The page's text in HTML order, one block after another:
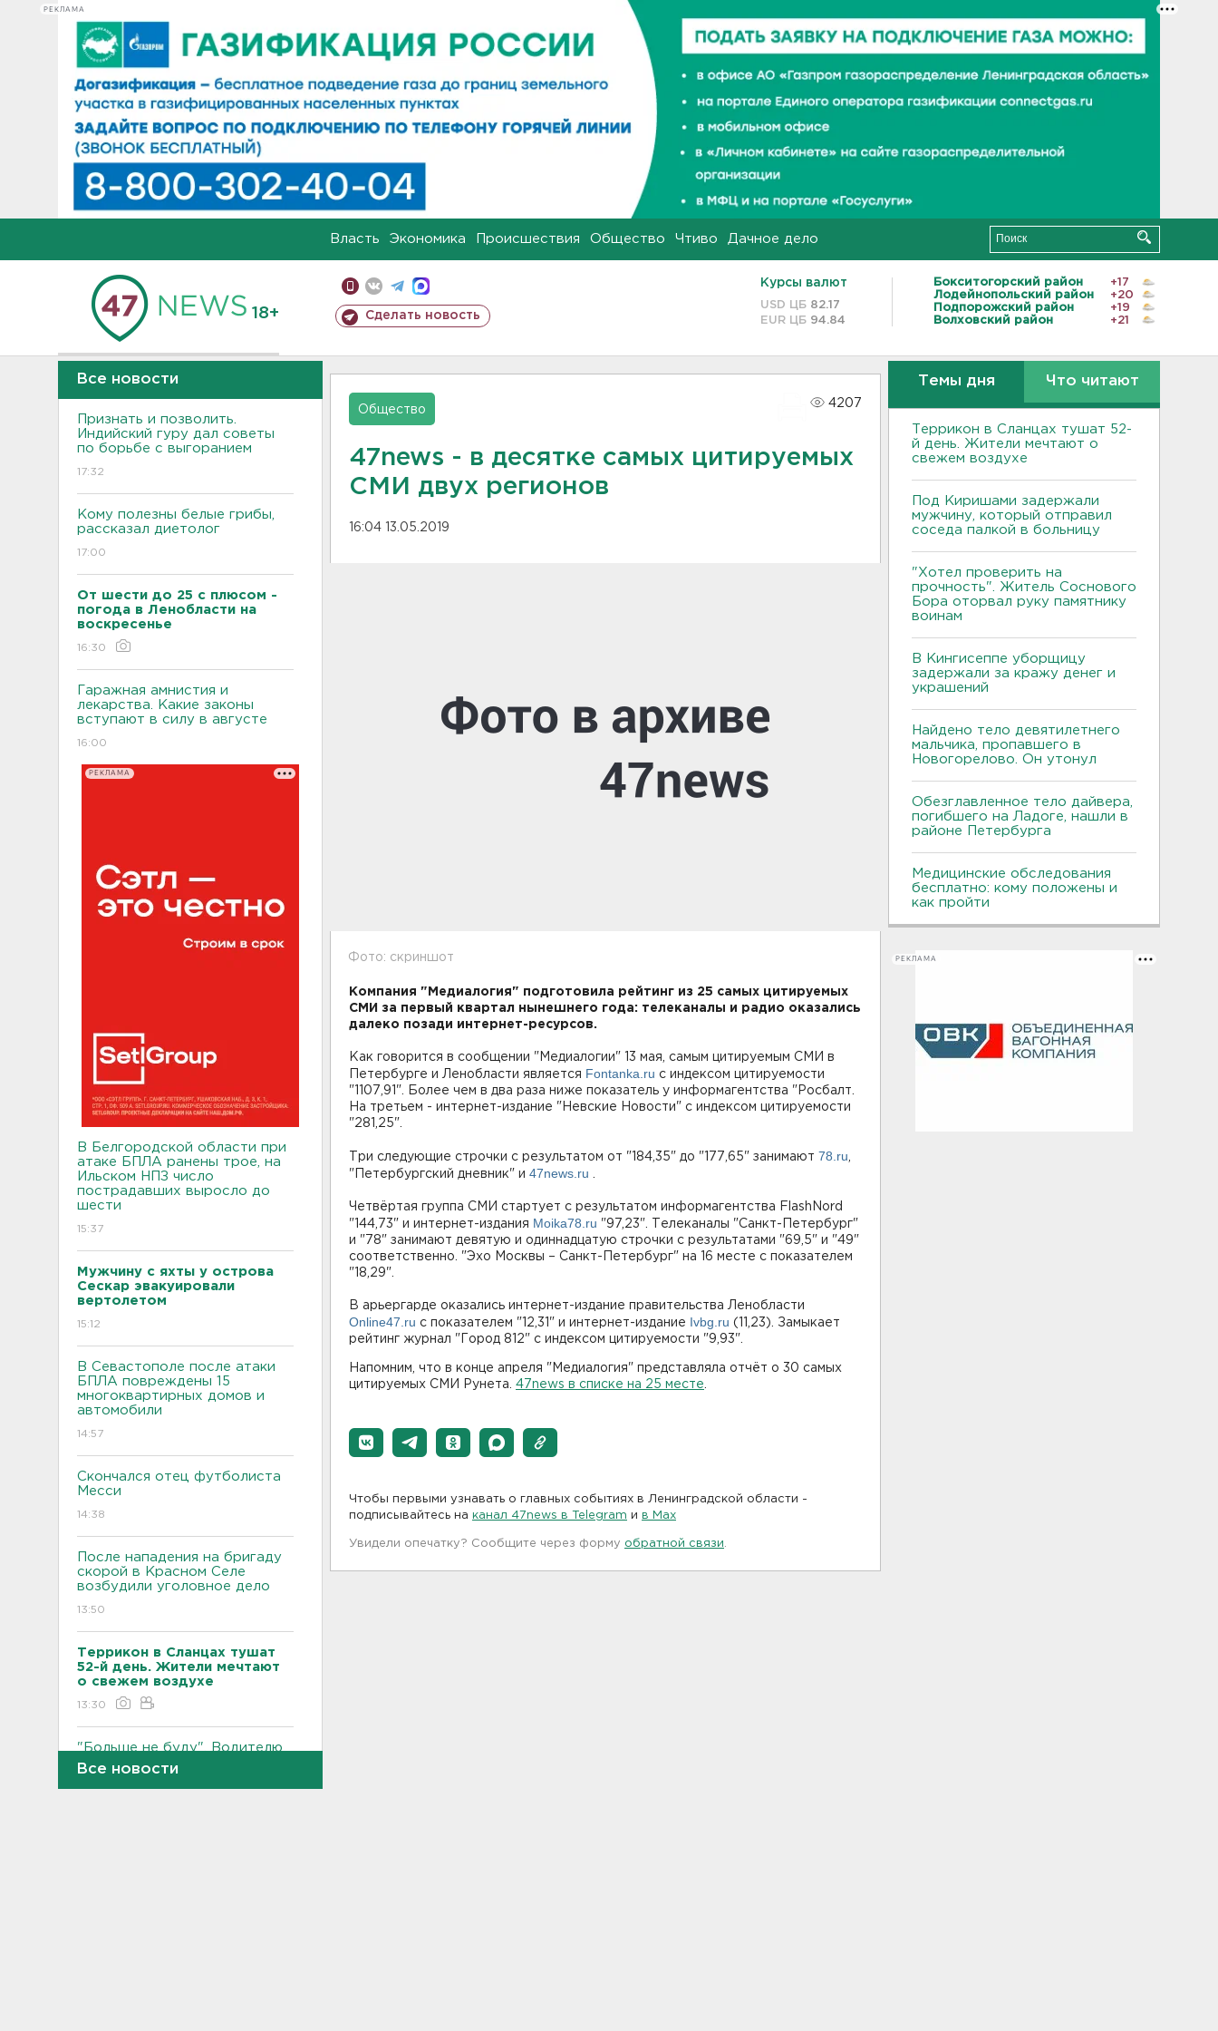
РЕКЛАМА
Власть Экономика Происшествия Общество Чтиво Дачное дело
18+ Сделать новость
Курсы валют
USD ЦБ 82.17
EUR ЦБ 94.84
Бокситогорский район
+17
Лодейнопольский район
+20
Подпорожский район
+19
Волховский район
+21
Все новости
Признать и позволить.
Индийский гуру дал советы
по борьбе с выгоранием
17:32
Кому полезны белые грибы,
рассказал диетолог
17:00
От шести до 25 с плюсом -
погода в Ленобласти на
воскресенье
16:30
Гаражная амнистия и
лекарства. Какие законы
вступают в силу в августе
16:00
РЕКЛАМА
В Белгородской области при
атаке БПЛА ранены трое, на
Ильском НПЗ число
пострадавших выросло до
шести
15:37
Мужчину с яхты у острова
Сескар эвакуировали
вертолетом
15:12
В Севастополе после атаки
БПЛА повреждены 15
многоквартирных домов и
автомобили
14:57
Скончался отец футболиста
Месси
14:38
После нападения на бригаду
скорой в Красном Селе
возбудили уголовное дело
13:50
Террикон в Сланцах тушат
52-й день. Жители мечтают
о свежем воздухе
13:30
"Больше не буду". Водителю
пришлось объясняться за
опасный дрифт на
Суворовском
Все новости
Общество
4207
47news - в десятке самых цитируемых
СМИ двух регионов
16:04 13.05.2019
Фото: скриншот
Компания "Медиалогия" подготовила рейтинг из 25 самых цитируемых
СМИ за первый квартал нынешнего года: телеканалы и радио оказались
далеко позади интернет-ресурсов.
Как говорится в сообщении "Медиалогии" 13 мая, самым цитируемым СМИ в
Петербурге и Ленобласти является Fontanka.ru с индексом цитируемости
"1107,91". Более чем в два раза ниже показатель у информагентства "Росбалт.
На третьем - интернет-издание "Невские Новости" с индексом цитируемости
"281,25".
Три следующие строчки с результатом от "184,35" до "177,65" занимают 78.ru
"Петербургский дневник" и 47news.ru
Четвёртая группа СМИ стартует с результатом информагентства FlashNord
"144,73" и интернет-издания Moika78.ru "97,23". Телеканалы "Санкт-Петербург"
и "78" занимают девятую и одиннадцатую строчки с результатами "69,5" и "49"
соответственно. "Эхо Москвы – Санкт-Петербург" на 16 месте с показателем
"18,29".
В арьергарде оказались интернет-издание правительства Ленобласти
Online47.ru с показателем "12,31" и интернет-издание Ivbg.ru (11,23). Замыкает
рейтинг журнал "Город 812" с индексом цитируемости "9,93".
Напомним, что в конце апреля "Медиалогия" представляла отчёт о 30 самых
цитируемых СМИ Рунета. 47news в списке на 25 месте
Чтобы первыми узнавать о главных событиях в Ленинградской области -
подписывайтесь на канал 47news в Telegram и в Maх
Увидели опечатку? Сообщите через форму обратной связи
Темы дня Что читают
Террикон в Сланцах тушат 52-
й день. Жители мечтают о
свежем воздухе
Под Киришами задержали
мужчину, который отправил
соседа палкой в больницу
"Хотел проверить на
прочность". Житель Соснового
Бора оторвал руку памятнику
воинам
В Кингисеппе уборщицу
задержали за кражу денег и
украшений
Найдено тело девятилетнего
мальчика, пропавшего в
Новогорелово. Он утонул
Обезглавленное тело дайвера,
погибшего на Ладоге, нашли в
районе Петербурга
Медицинские обследования
бесплатно: кому положены и
как пройти
РЕКЛАМА